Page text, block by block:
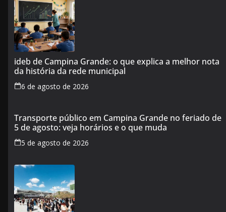
ideb de Campina Grande: o que explica a melhor nota
da história da rede municipal
6 de agosto de 2026
Transporte público em Campina Grande no feriado de
5 de agosto: veja horários e o que muda
5 de agosto de 2026